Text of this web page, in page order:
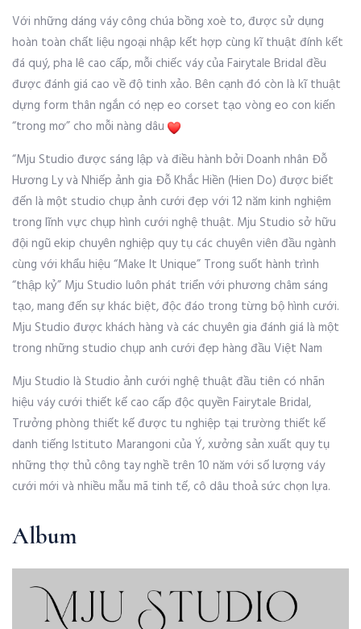
Với những dáng váy công chúa bồng xoè to, được sử dụng
hoàn toàn chất liệu ngoại nhập kết hợp cùng kĩ thuật đính kết
đá quý, pha lê cao cấp, mỗi chiếc váy của Fairytale Bridal đều
được đánh giá cao về độ tinh xảo. Bên cạnh đó còn là kĩ thuật
dựng form thân ngắn có nẹp eo corset tạo vòng eo con kiến
“trong mơ” cho mỗi nàng dâu
“Mju Studio được sáng lập và điều hành bởi Doanh nhân Đỗ
Hương Ly và Nhiếp ảnh gia Đỗ Khắc Hiền (Hien Do) được biết
đến là một studio chụp ảnh cưới đẹp với 12 năm kinh nghiệm
trong lĩnh vực chụp hình cưới nghệ thuật. Mju Studio sở hữu
đội ngũ ekip chuyên nghiệp quy tụ các chuyên viên đầu ngành
cùng với khẩu hiệu “Make It Unique” Trong suốt hành trình
“thập kỷ” Mju Studio luôn phát triển với phương châm sáng
tạo, mang đến sự khác biệt, độc đáo trong từng bộ hình cưới.
Mju Studio được khách hàng và các chuyên gia đánh giá là một
trong những studio chụp anh cưới đẹp hàng đầu Việt Nam
Mju Studio là Studio ảnh cưới nghệ thuật đầu tiên có nhãn
hiệu váy cưới thiết kế cao cấp độc quyền Fairytale Bridal,
Trưởng phòng thiết kế được tu nghiệp tại trường thiết kế
danh tiếng Istituto Marangoni của Ý, xưởng sản xuất quy tụ
những thợ thủ công tay nghề trên 10 năm với số lượng váy
cưới mới và nhiều mẫu mã tinh tế, cô dâu thoả sức chọn lựa.
Album